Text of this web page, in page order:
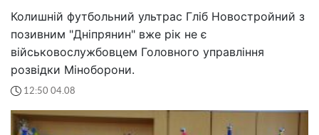
Колишній футбольний ультрас Гліб Новостройний з
позивним "Дніпрянин" вже рік не є
військовослужбовцем Головного управління
розвідки Міноборони.
12:50 04.08